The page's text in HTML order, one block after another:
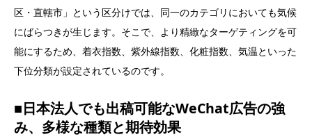
区・直轄市」という区分けでは、同一のカテゴリにおいても気候
にばらつきが生じます。そこで、より精緻なターゲティングを可
能にするため、着衣指数、紫外線指数、化粧指数、気温といった
下位分類が設定されているのです。
■日本法人でも出稿可能なWeChat広告の強
み、多様な種類と期待効果